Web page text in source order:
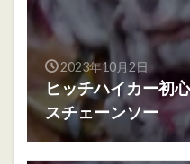
2023年10月2日
ヒッチハイカー初
スチェーンソー